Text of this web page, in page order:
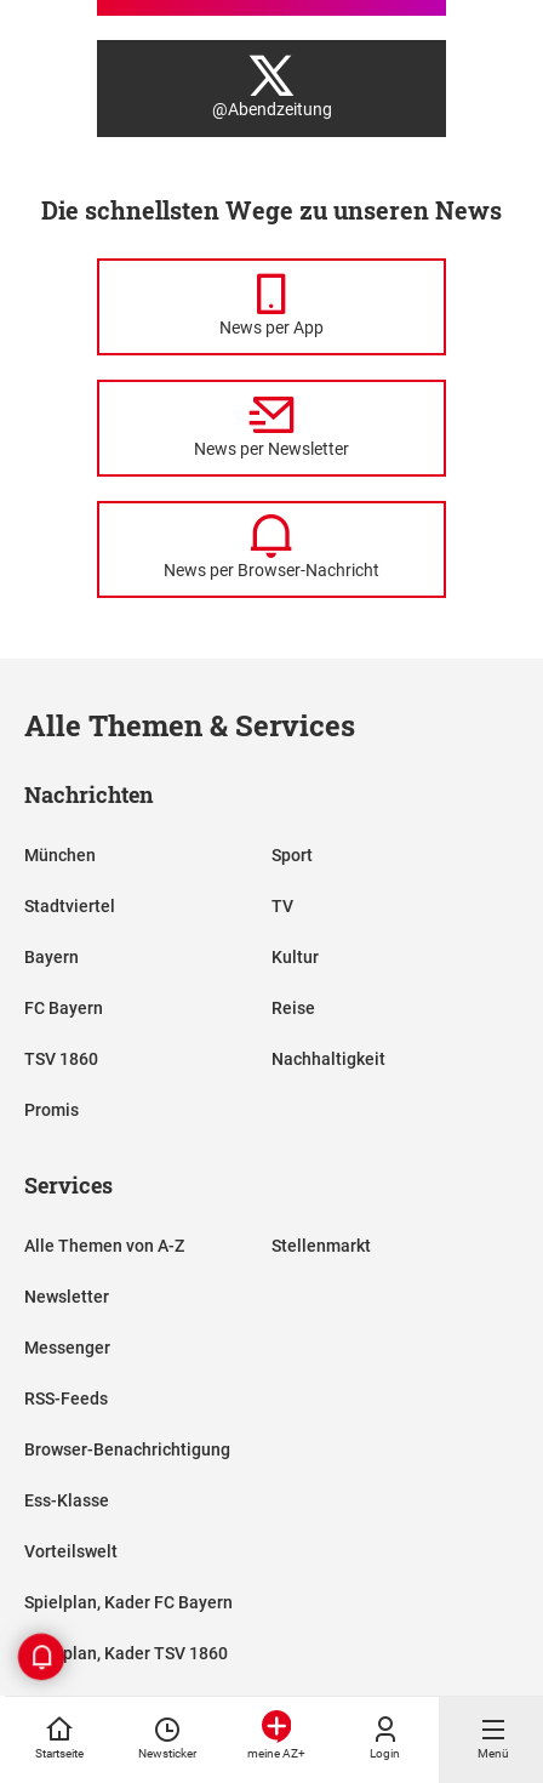
Startseite Newsticker meine AZ+ Login Menü
@Abendzeitung
Die schnellsten Wege zu unseren News
News per App
News per Newsletter
News per Browser-Nachricht
Alle Themen & Services
Nachrichten
München
Stadtviertel
Bayern
FC Bayern
TSV 1860
Promis
Sport
TV
Kultur
Reise
Nachhaltigkeit
Services
Alle Themen von A-Z
Newsletter
Messenger
RSS-Feeds
Browser-Benachrichtigung
Ess-Klasse
Vorteilswelt
Spielplan, Kader FC Bayern
Spielplan, Kader TSV 1860
Stellenmarkt
Die Abendzeitung